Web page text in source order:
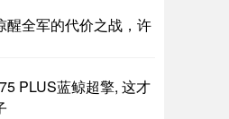
醒全军的代价之战，许
PLUS蓝鲸超擎, 这才